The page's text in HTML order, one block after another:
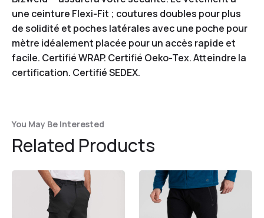
une ceinture Flexi-Fit ; coutures doubles pour plus
de solidité et poches latérales avec une poche pour
mètre idéalement placée pour un accès rapide et
facile. Certifié WRAP. Certifié Oeko-Tex. Atteindre la
certification. Certifié SEDEX.
You May Be Interested
Related Products